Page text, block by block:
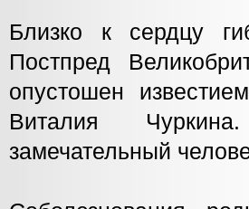
Близко к сердцу
Постпред
опустошен
Виталия
замечательный